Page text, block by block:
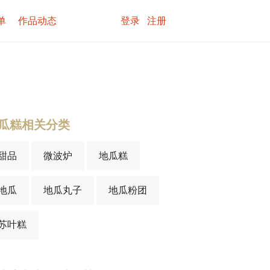
作品动态 登录 注册
糕相关分类
品 微波炉 地瓜糕
瓜 地瓜丸子 地瓜粉团
叶糕